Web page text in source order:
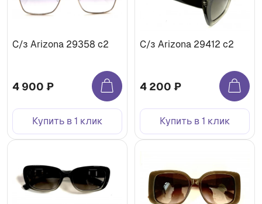
С/з Arizona 29358 c2
4 900 ₽
Купить в 1 клик
С/з Arizona 29412 c2
4 200 ₽
Купить в 1 клик